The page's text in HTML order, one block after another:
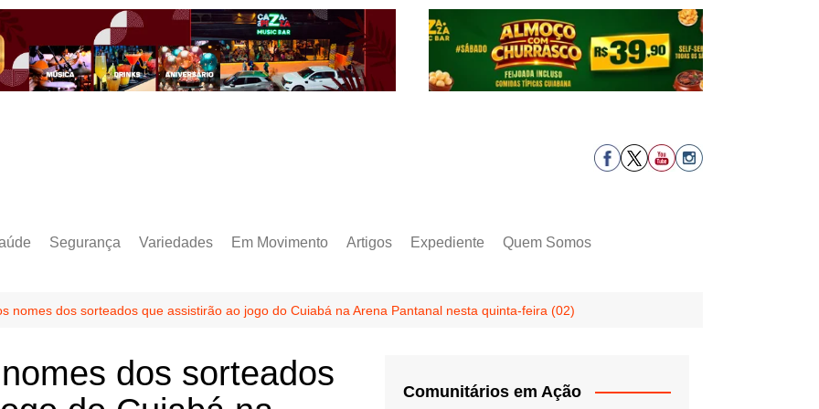
Segurança Variedades Em Movimento Artigos Expediente Quem Somos
nomes dos sorteados que assistirão ao jogo do Cuiabá na Arena Pantanal nesta quinta-feira (02)
dos sorteados
Comunitários em Ação